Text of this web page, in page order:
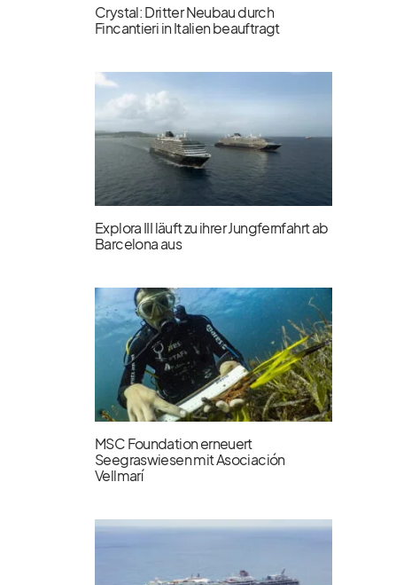
Crystal: Dritter Neubau durch
Fincantieri in Italien beauftragt
Explora III läuft zu ihrer Jungfernfahrt ab
Barcelona aus
MSC Foundation erneuert
Seegraswiesen mit Asociación
Vellmarí